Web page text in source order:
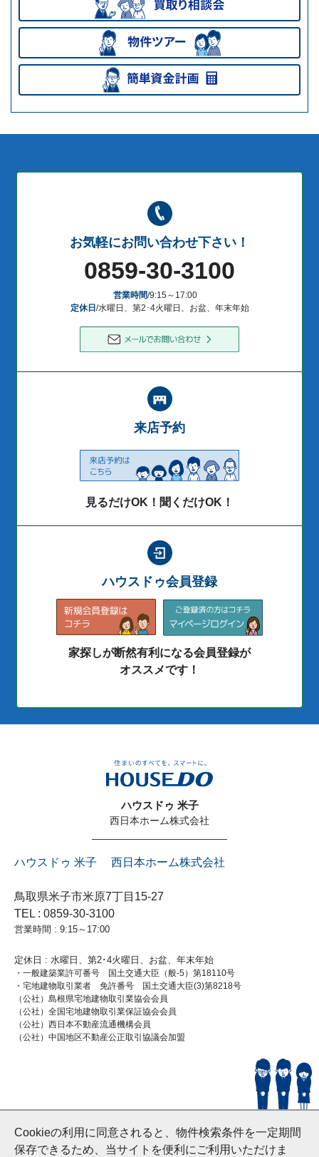
Cookieの利用に同意されると、物件検索条件を一定期間
保存できるため、当サイトを便利にご利用いただけま
お気軽にお問い合わせ下さい！
0859-30-3100
営業時間/9:15～17:00
定休日 /水曜日、第2･4火曜日、お盆、年末年始
来店予約
見るだけOK！聞くだけOK！
ハウスドゥ会員登録
家探しが断然有利になる会員登録が
オススメです！
ハウスドゥ 米子
西日本ホーム株式会社
ハウスドゥ 米子 西日本ホーム株式会社
鳥取県米子市米原7丁目15-27
TEL : 0859-30-3100
営業時間 : 9:15～17:00
定休日 : 水曜日、第2･4火曜日、お盆、年末年始
・一般建築業許可番号 国土交通大臣（般-5）第18110号
・宅地建物取引業者 免許番号 国土交通大臣(3)第8218号
（公社）島根県宅地建物取引業協会会員
（公社）全国宅地建物取引業保証協会会員
（公社）西日本不動産流通機構会員
（公社）中国地区不動産公正取引協議会加盟
© HouseDoYonago
and Nishinihon Home Co.ltd All Rights Reserved.